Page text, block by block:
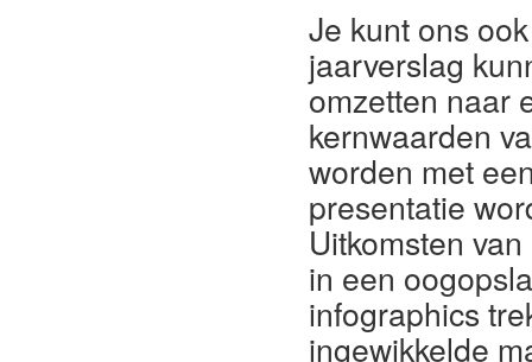
Je kunt ons
jaarverslag
omzetten naar
kernwaarden
worden met
presentatie
Uitkomsten
in een
infographics
ingewikkelde